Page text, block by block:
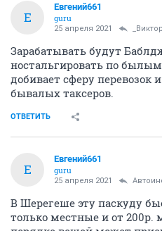
Е
Евгений661
guru
25 апреля 2021 _Виктор_
Зарабатывать будут
ностальгировать по
добивает сферу перевозок
бывалых таксеров.
ОТВЕТИТЬ
Е
Евгений661
guru
25 апреля 2021
В Шерегеше эту паскуду
только местные и от